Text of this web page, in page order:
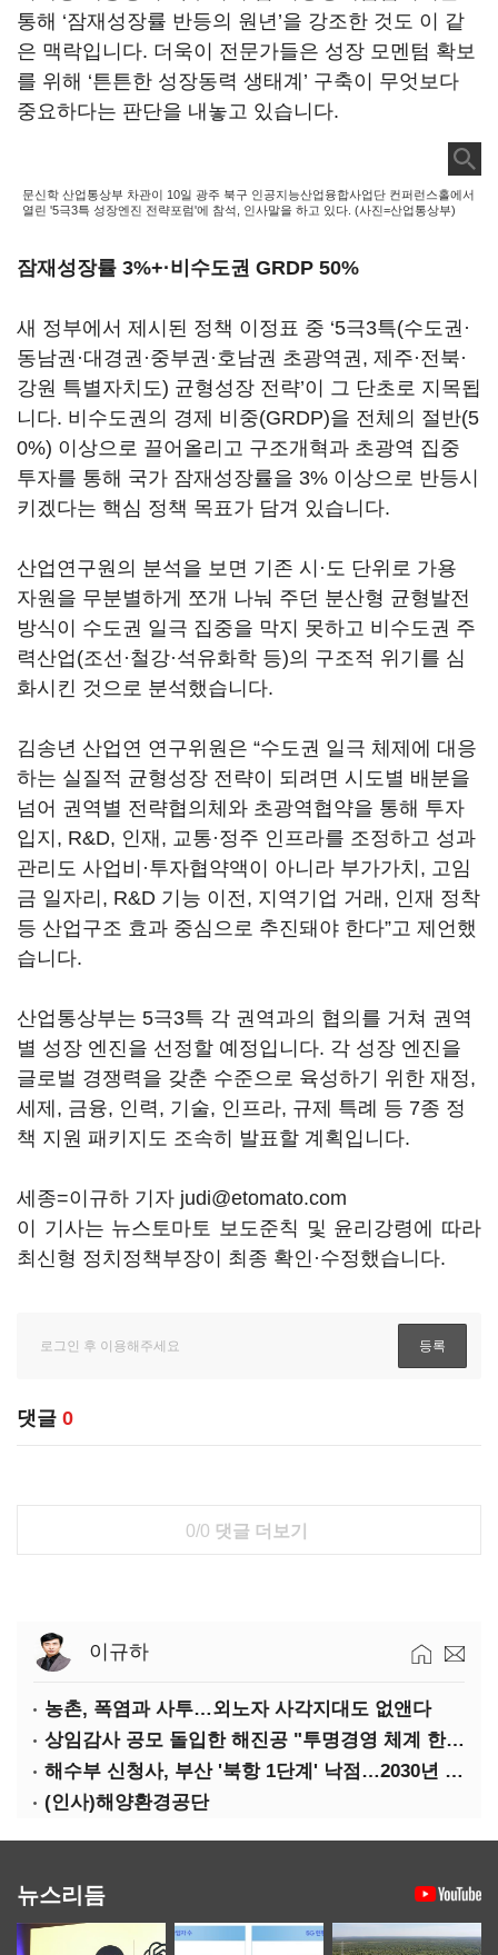
통해 ‘잠재성장률 반등의 원년’을 강조한 것도 이 같
은 맥락입니다. 더욱이 전문가들은 성장 모멘텀 확보
를 위해 ‘튼튼한 성장동력 생태계’ 구축이 무엇보다
중요하다는 판단을 내놓고 있습니다.
문신학 산업통상부 차관이 10일 광주 북구 인공지능산업융합사업단 컨퍼런스홀에서
열린 '5극3특 성장엔진 전략포럼'에 참석, 인사말을 하고 있다. (사진=산업통상부)
잠재성장률 3%+·비수도권 GRDP 50%
새 정부에서 제시된 정책 이정표 중 ‘5극3특(수도권·
동남권·대경권·중부권·호남권 초광역권, 제주·전북·
강원 특별자치도) 균형성장 전략’이 그 단초로 지목됩
니다. 비수도권의 경제 비중(GRDP)을 전체의 절반(5
0%) 이상으로 끌어올리고 구조개혁과 초광역 집중
투자를 통해 국가 잠재성장률을 3% 이상으로 반등시
키겠다는 핵심 정책 목표가 담겨 있습니다.
산업연구원의 분석을 보면 기존 시·도 단위로 가용
자원을 무분별하게 쪼개 나눠 주던 분산형 균형발전
방식이 수도권 일극 집중을 막지 못하고 비수도권 주
력산업(조선·철강·석유화학 등)의 구조적 위기를 심
화시킨 것으로 분석했습니다.
김송년 산업연 연구위원은 “수도권 일극 체제에 대응
하는 실질적 균형성장 전략이 되려면 시도별 배분을
넘어 권역별 전략협의체와 초광역협약을 통해 투자
입지, R&D, 인재, 교통·정주 인프라를 조정하고 성과
관리도 사업비·투자협약액이 아니라 부가가치, 고임
금 일자리, R&D 기능 이전, 지역기업 거래, 인재 정착
등 산업구조 효과 중심으로 추진돼야 한다”고 제언했
습니다.
산업통상부는 5극3특 각 권역과의 협의를 거쳐 권역
별 성장 엔진을 선정할 예정입니다. 각 성장 엔진을
글로벌 경쟁력을 갖춘 수준으로 육성하기 위한 재정,
세제, 금융, 인력, 기술, 인프라, 규제 특례 등 7종 정
책 지원 패키지도 조속히 발표할 계획입니다.
세종=이규하 기자 judi@etomato.com
이 기사는 뉴스토마토 보도준칙 및 윤리강령에 따라
최신형 정치정책부장이 최종 확인·수정했습니다.
댓글 0
0/0 댓글 더보기
이규하
농촌, 폭염과 사투…외노자 사각지대도 없앤다
상임감사 공모 돌입한 해진공 "투명경영 체계 한층 강화"
해수부 신청사, 부산 '북항 1단계' 낙점…2030년 완공 목표
(인사)해양환경공단
뉴스리듬